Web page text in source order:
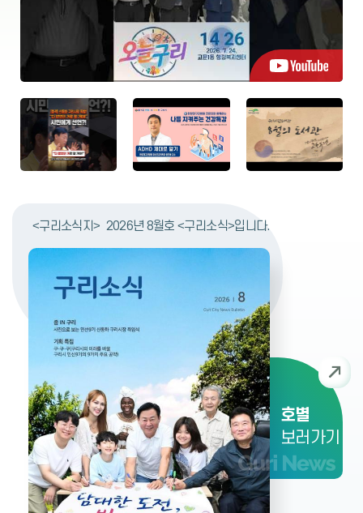
전채요리’ : 8. 6.(목) 18:00~2
1:00 - 외식 창업 클래스 ‘한식
반찬 만들기’ : 8. 13.(목) 18:00
~21:00 - 외식 창업 클래스 ‘수
제 만능소스와 불고기전골’ : 8.
20.(목) 18:00~21:00 - 바디U
(토) 10:00~13:00 - K-디저트
플라워 타르트 만들기 : 8. 22.
(토) 14:00~17:00 - 청년고용
정책 및 가죽 명함지갑 만들기 :
8. 26.(수) 13:00~17:00 - 모
의면접 실습 및 피드백 ‘압박면
0-8512)
톡 만들기 [성인] 생성형 AI 활용
시화집 만들기 [성인] 도전! 전
자책 작가(단, 창작원고 보유자)
✅문의 031-550-8693 토평
도서관에서는 디지털 시민성을
높이고 올바른 디지털 미디어
문화를 확산하기 위해, 미디어
와 디지털 기술을 활용한 융합
형 독서교육 프로그램을 운영합
니다. 관심있는 시민 여러분의
많은 참여 바랍니다.
서관에서는 김애란, 김초엽, 성
해나, 한강 작가의 작품을 허희
문학평론가와 함께 읽으며, 문
학이 오늘의 삶과 사회를 어떻
게 재현하는지 이해하는 시간을
마련했습니다. 강연 중심의 형
식에서 벗어나, 작품 낭독과 대
화를 통해 생각과 감상을 나누
는 소통의 시간입니다. 무더운
여름밤, 시원한 토평도서관에서
오늘의 한국문학과 함께하는 뜻
깊은 시간을 가져보시기 바랍니
다.
2026년 구리시 우수음식점 지
정 결과 공고
2026-08-07
폐기물관리법 위반 과태료 부과
처분 통지 공시송달 공고
2026-08-07
공고 제2026-1290호
고
2026-08-07
구리주민편익시설 민간위탁 운
영관리 원가계산 용역
기간 : 2025. 2. 20. ~ 2025.
제조사연구원 ○ 과업내용 - 기
탁 운영비 및 소요인력 산정 -
수지분석 및 효율적인 운영방안
2025-08-04
구리시 사회적경제 육성지원 5
개년 기본계획수립 (2024~20
28) 연구 용역
계획 연구용역 ○ 용역기간 : 20
23. 5. ~ 2023. 11. 30. ○ 용역
기관 : ㈜ 소프트모바일 ○ 과업
내용 : 구리시의 특성이 반영된
사회적경제의 중장기 계획수립
을 통한 체계적 지원·육성을 위
한 연구용역
2024-04-12
'대한민국 문화도시' 조성계획
수립 연구용역
○ 사 업 명 : '대한민국 문화도시'
조성계획 수립 연구용역 ○ 용역
기간 : 2023. 5. 19. ~ 2023. 1
1. 15. ○ 용역기관 : (주)메이크
앤무브 ○ 과업내용 : 문체부 주
관 공모사업 '대한민국 문화도
시' 조성계획 수립
2024-04-09
2023 구리시립 미술관·향토박
물관 건립 타당성조사 및 기본
계획 수립 용역
<구리소식지> 2026년 8월호 <구리소식>입니다.
호별
보러가기